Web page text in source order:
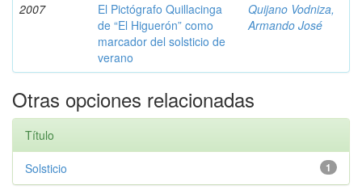
2007
El Pictógrafo Quillacinga
de “El Higuerón” como
marcador del solsticio de
verano
Quijano Vodniza,
Armando José
Otras opciones relacionadas
Título
1
Solsticio